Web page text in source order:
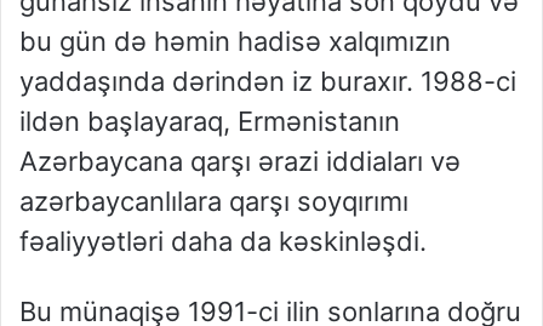
bu gün də həmin hadisə xalqımızın
yaddaşında dərindən iz buraxır. 1988-ci
ildən başlayaraq, Ermənistanın
Azərbaycana qarşı ərazi iddiaları və
azərbaycanlılara qarşı soyqırımı
fəaliyyətləri daha da kəskinləşdi.
Bu münaqişə 1991-ci ilin sonlarına doğru